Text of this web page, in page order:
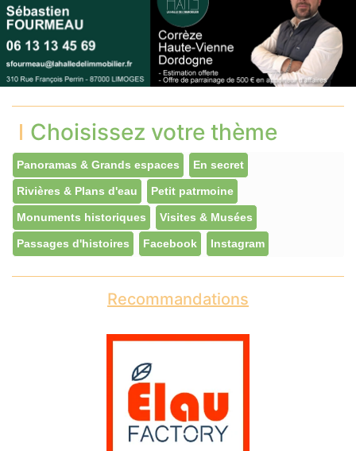
Choisissez votre thème
Panoramas & Grands espaces En secret
Rivières & Plans d'eau Petit patrmoine
Monuments historiques Visites & Musées
Passages d'histoires Facebook Instagram
Recommandations